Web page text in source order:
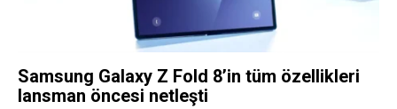
Samsung Galaxy Z Fold 8’in tüm özellikleri
lansman öncesi netleşti